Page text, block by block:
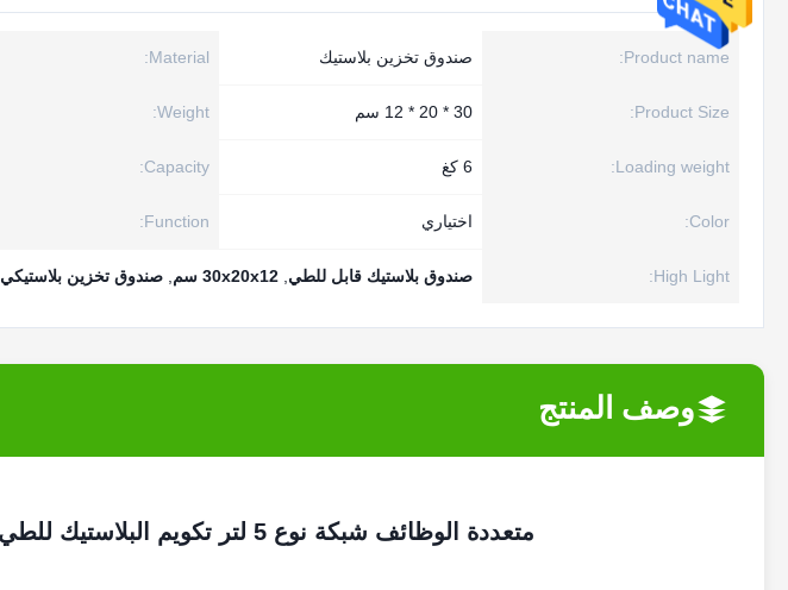
Product name: صندوق تخزين بلاستيك Material:
Product Size: 30 * 20 * 12 سم Weight:
Loading weight: 6 كغ Capacity:
Color: اختياري Function:
High Light: صندوق بلاستيك قابل للطي 30x20x12 سم صندوق تخزين بلاستيكي
وصف المنتج
متعددة الوظائف شبكة نوع 5 لتر تكويم البلاستيك للطي قفص للفواكه